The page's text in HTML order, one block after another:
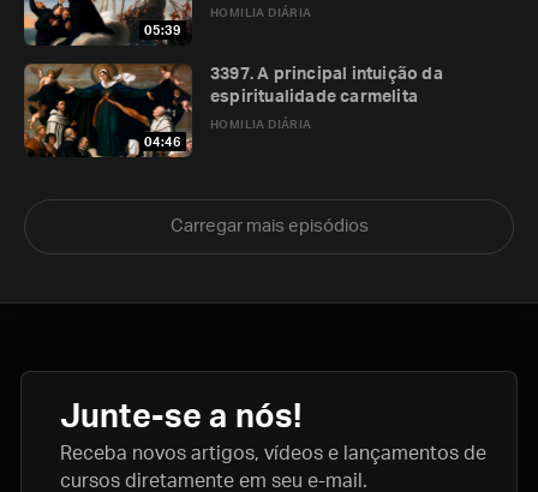
05:39
HOMILIA DIÁRIA
04:46
HOMILIA DIÁRIA
3397. A principal intuição da
espiritualidade carmelita
Carregar mais episódios
Junte-se a nós!
Receba novos artigos, vídeos e lançamentos de
cursos diretamente em seu e-mail.